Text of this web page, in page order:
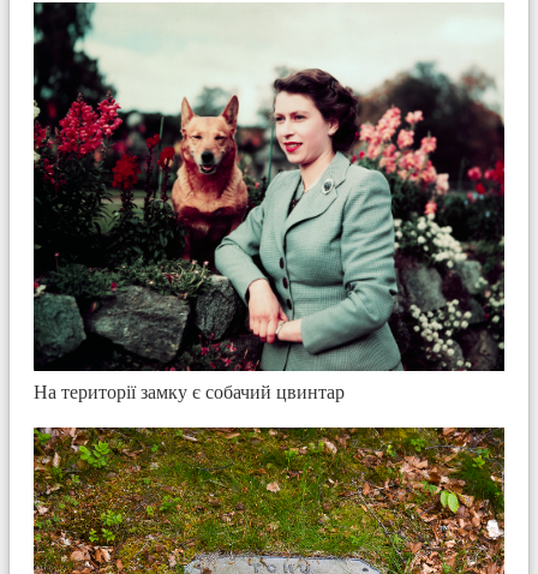
На території замку є собачий цвинтар